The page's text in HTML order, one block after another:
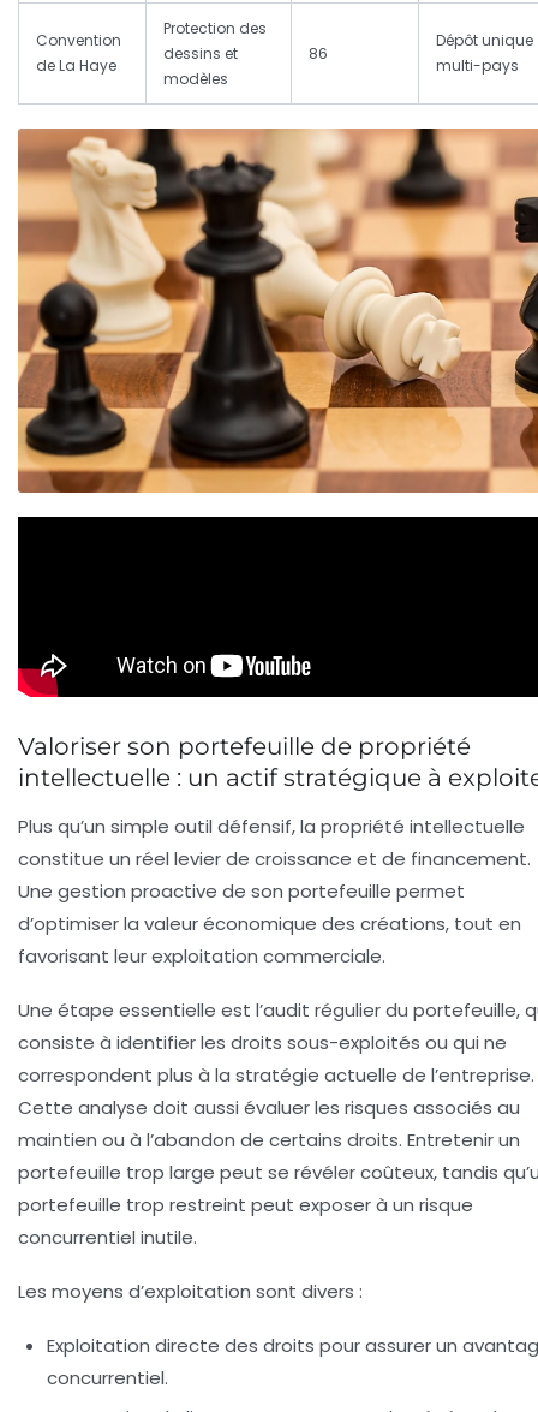
Convention
de La Haye
Protection des
dessins et
modèles
86
Dépôt unique
multi-pays
Valoriser son portefeuille de propriété
intellectuelle : un actif stratégique à
Plus qu’un simple outil défensif, la propriété intellectuelle
constitue un réel levier de croissance et de financement.
Une gestion proactive de son portefeuille permet
d’optimiser la valeur économique des créations, tout en
favorisant leur exploitation commerciale.
Une étape essentielle est l’audit régulier du portefeuille,
consiste à identifier les droits sous-exploités ou qui ne
correspondent plus à la stratégie actuelle de l’entreprise.
Cette analyse doit aussi évaluer les risques associés au
maintien ou à l’abandon de certains droits. Entretenir un
portefeuille trop large peut se révéler coûteux, tandis
portefeuille trop restreint peut exposer à un risque
concurrentiel inutile.
Les moyens d’exploitation sont divers :
Exploitation directe des droits pour assurer un
concurrentiel.